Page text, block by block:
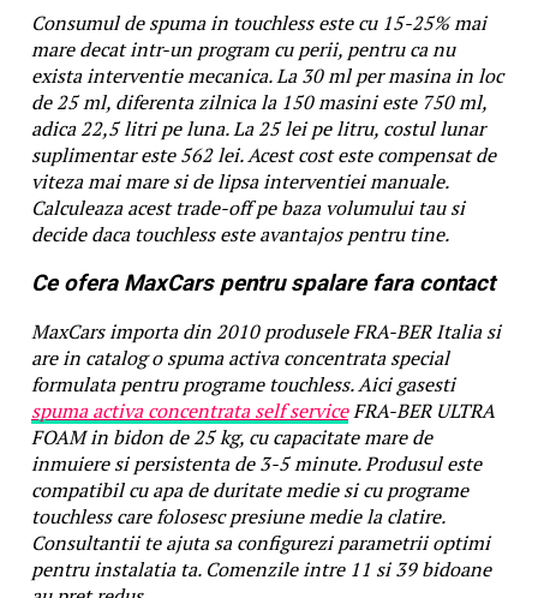
Consumul de spuma in touchless este cu 15-25% mai
mare decat intr-un program cu perii, pentru ca nu
exista interventie mecanica. La 30 ml per masina in loc
de 25 ml, diferenta zilnica la 150 masini este 750 ml,
adica 22,5 litri pe luna. La 25 lei pe litru, costul lunar
suplimentar este 562 lei. Acest cost este compensat de
viteza mai mare si de lipsa interventiei manuale.
Calculeaza acest trade-off pe baza volumului tau si
decide daca touchless este avantajos pentru tine.
Ce ofera MaxCars pentru spalare fara contact
MaxCars importa din 2010 produsele FRA-BER Italia si
are in catalog o spuma activa concentrata special
formulata pentru programe touchless. Aici gasesti
spuma activa concentrata self serviceFRA-BER ULTRA
FOAM in bidon de 25 kg, cu capacitate mare de
inmuiere si persistenta de 3-5 minute. Produsul este
compatibil cu apa de duritate medie si cu programe
touchless care folosesc presiune medie la clatire.
Consultantii te ajuta sa configurezi parametrii optimi
pentru instalatia ta. Comenzile intre 11 si 39 bidoane